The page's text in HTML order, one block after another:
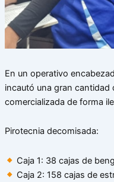
En un operativo
incautó una gran cantidad
comercializada de forma
Pirotecnia decomisada:
Caja 1: 38 cajas de
Caja 2: 158 cajas de